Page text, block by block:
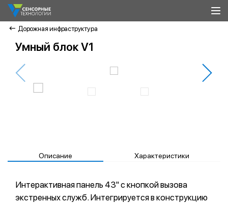
Дорожная инфраструктура
Умный блок V1
Описание Характеристики
Интерактивная панель 43" с кнопкой вызова
экстренных служб. Интегрируется в конструкцию